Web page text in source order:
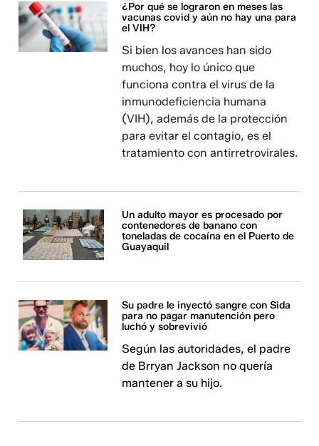
¿Por qué se lograron en meses las
vacunas covid y aún no hay una para
el VIH?
Si bien los avances han sido
muchos, hoy lo único que
funciona contra el virus de la
inmunodeficiencia humana
(VIH), además de la protección
para evitar el contagio, es el
tratamiento con antirretrovirales.
Un adulto mayor es procesado por
contenedores de banano con
toneladas de cocaína en el Puerto de
Guayaquil
Su padre le inyectó sangre con Sida
para no pagar manutención pero
luchó y sobrevivió
Según las autoridades, el padre
de Brryan Jackson no quería
mantener a su hijo.